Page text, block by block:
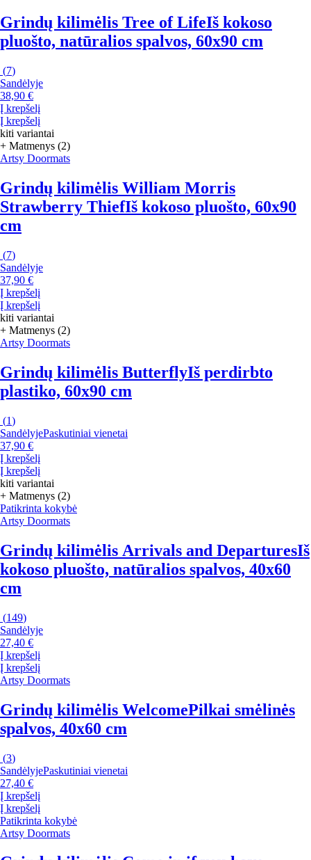
Grindų kilimėlis Tree of LifeIš kokoso
pluošto, natūralios spalvos, 60x90 cm
(7)
Sandėlyje
38,90 €
Į krepšelį
Į krepšelį
kiti variantai
+ Matmenys (2)
Artsy Doormats
Grindų kilimėlis William Morris
Strawberry ThiefIš kokoso pluošto, 60x90
cm
(7)
Sandėlyje
37,90 €
Į krepšelį
Į krepšelį
kiti variantai
+ Matmenys (2)
Artsy Doormats
Grindų kilimėlis ButterflyIš perdirbto
plastiko, 60x90 cm
(1)
SandėlyjePaskutiniai vienetai
37,90 €
Į krepšelį
Į krepšelį
kiti variantai
+ Matmenys (2)
Patikrinta kokybė
Artsy Doormats
Grindų kilimėlis Arrivals and DeparturesIš
kokoso pluošto, natūralios spalvos, 40x60
cm
(149)
Sandėlyje
27,40 €
Į krepšelį
Į krepšelį
Artsy Doormats
Grindų kilimėlis WelcomePilkai smėlinės
spalvos, 40x60 cm
(3)
SandėlyjePaskutiniai vienetai
27,40 €
Į krepšelį
Į krepšelį
Patikrinta kokybė
Artsy Doormats